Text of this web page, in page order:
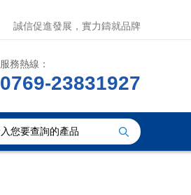
誠信促進發展，實力鑄就品牌
服務熱線：
0769-23831927